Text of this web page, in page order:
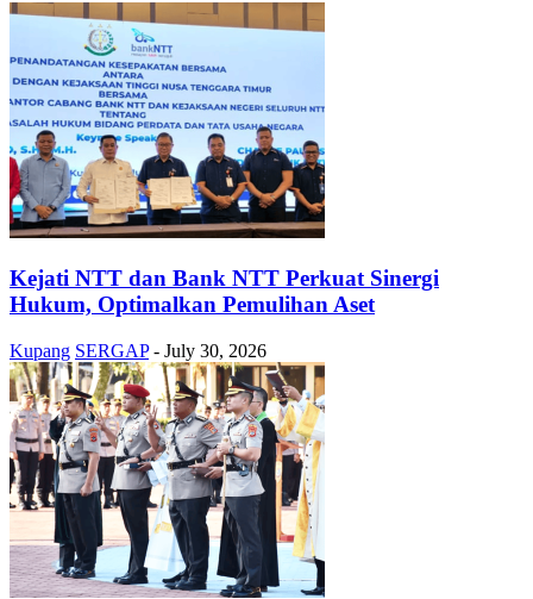
Kejati NTT dan Bank NTT Perkuat Sinergi
Hukum, Optimalkan Pemulihan Aset
Kupang SERGAP - July 30, 2026